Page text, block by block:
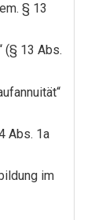
§ 13
(§ 13 Abs.
Abs. 1a
im